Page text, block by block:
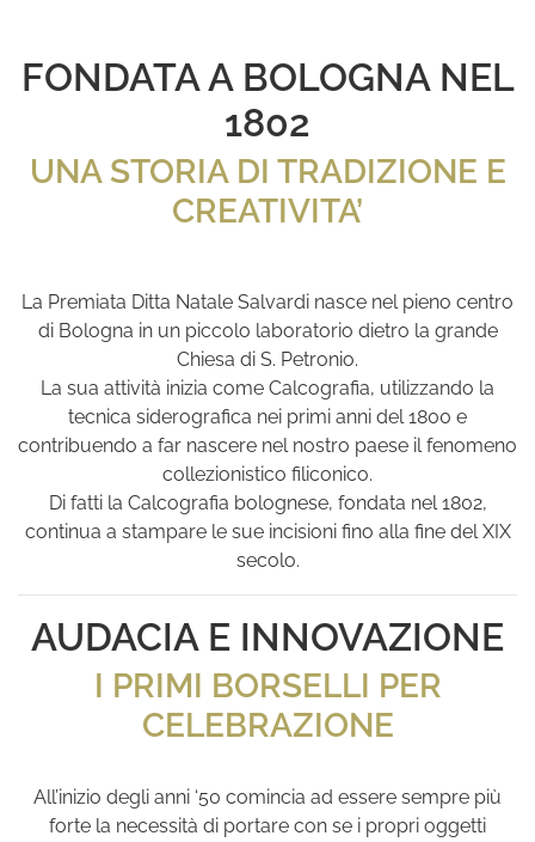
FONDATA A BOLOGNA NEL
1802
UNA STORIA DI TRADIZIONE E
CREATIVITA’
La Premiata Ditta Natale Salvardi nasce nel pieno centro
di Bologna in un piccolo laboratorio dietro la grande
Chiesa di S. Petronio.
La sua attività inizia come Calcografia, utilizzando la
tecnica siderografica nei primi anni del 1800 e
contribuendo a far nascere nel nostro paese il fenomeno
collezionistico filiconico.
Di fatti la Calcografia bolognese, fondata nel 1802,
continua a stampare le sue incisioni fino alla fine del XIX
secolo.
AUDACIA E INNOVAZIONE
I PRIMI BORSELLI PER
CELEBRAZIONE
All’inizio degli anni ‘50 comincia ad essere sempre più
forte la necessità di portare con se i propri oggetti